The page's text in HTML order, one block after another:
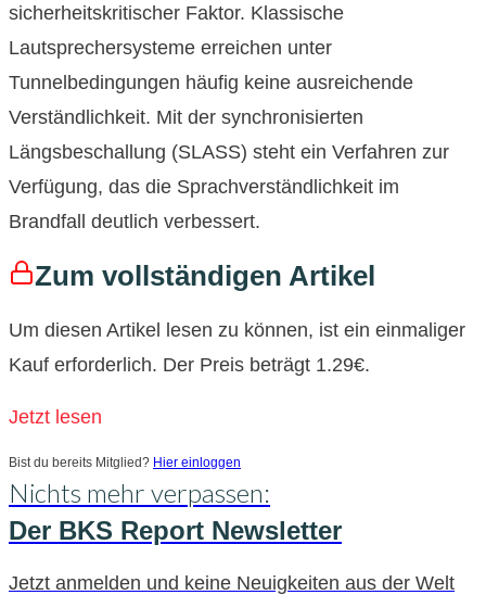
sicherheitskritischer Faktor. Klassische
Lautsprechersysteme erreichen unter
Tunnelbedingungen häufig keine ausreichende
Verständlichkeit. Mit der synchronisierten
Längsbeschallung (SLASS) steht ein Verfahren zur
Verfügung, das die Sprachverständlichkeit im
Brandfall deutlich verbessert.
Zum vollständigen Artikel
Um diesen Artikel lesen zu können, ist ein einmaliger
Kauf erforderlich. Der Preis beträgt 1.29€.
Jetzt lesen
Bist du bereits Mitglied? Hier einloggen
Nichts mehr verpassen:
Der BKS Report Newsletter
Jetzt anmelden und keine Neuigkeiten aus der Welt